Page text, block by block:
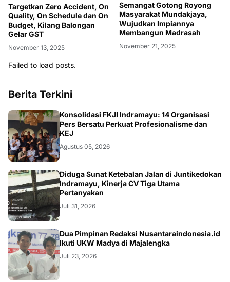
Targetkan Zero Accident, On
Quality, On Schedule dan On
Budget, Kilang Balongan
Gelar GST
November 13, 2025
Semangat ‎Gotong Royong
Masyarakat Mundakjaya,
Wujudkan Impiannya
Membangun Madrasah
November 21, 2025
Failed to load posts.
Berita Terkini
Konsolidasi FKJI Indramayu: 14 Organisasi
Pers Bersatu Perkuat Profesionalisme dan
KEJ
Agustus 05, 2026
KRIMINAL
Diduga Sunat Ketebalan Jalan di Juntikedokan
Indramayu, Kinerja CV Tiga Utama
Pertanyakan
Juli 31, 2026
Dua Pimpinan Redaksi Nusantaraindonesia.id
Ikuti UKW Madya di Majalengka
Juli 23, 2026